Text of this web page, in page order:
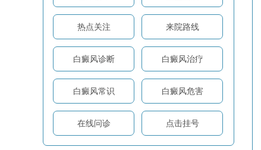
热点关注 来院路线
白癜风诊断 白癜风治疗
白癜风常识 白癜风危害
在线问诊 点击挂号